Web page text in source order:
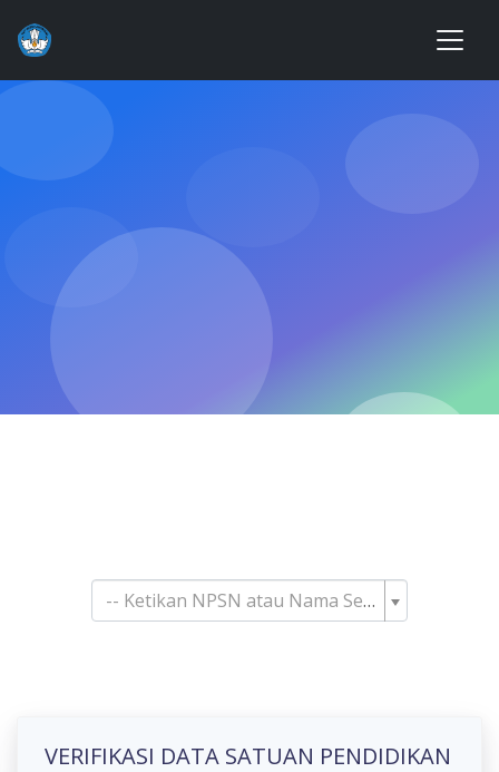
-- Ketikan NPSN atau Nama Sekolah--
VERIFIKASI DATA SATUAN PENDIDIKAN